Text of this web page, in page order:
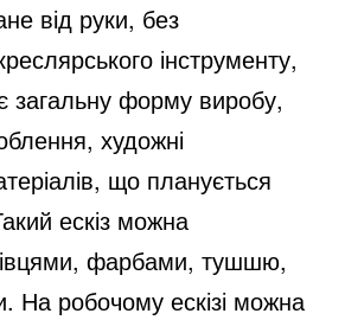
9
від руки, без
інструменту,
загальну форму виробу,
художні
що планується
ескіз можна
фарбами, тушшю,
На робочому ескізі можна